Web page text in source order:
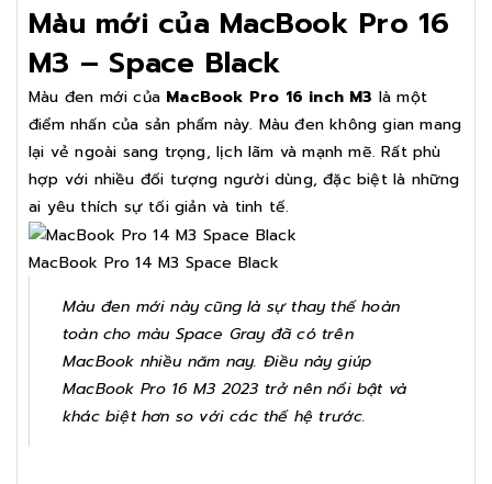
Màu mới của MacBook Pro 16
M3 – Space Black
Màu đen mới của MacBook Pro 16 inch M3 là một
điểm nhấn của sản phẩm này. Màu đen không gian mang
lại vẻ ngoài sang trọng, lịch lãm và mạnh mẽ. Rất phù
hợp với nhiều đối tượng người dùng, đặc biệt là những
ai yêu thích sự tối giản và tinh tế.
MacBook Pro 14 M3 Space Black
Màu đen mới này cũng là sự thay thế hoàn
toàn cho màu Space Gray đã có trên
MacBook nhiều năm nay. Điều này giúp
MacBook Pro 16 M3 2023 trở nên nổi bật và
khác biệt hơn so với các thế hệ trước.